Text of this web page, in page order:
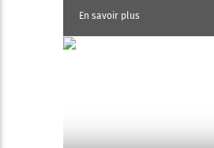
En savoir plus